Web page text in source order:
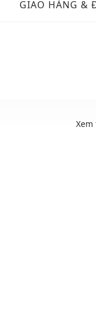
GIAO HÀNG &